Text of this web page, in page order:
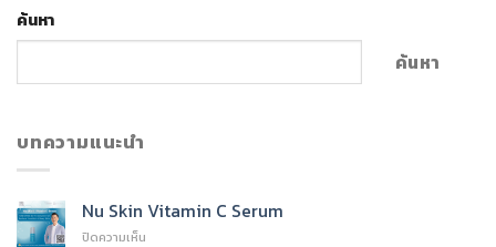
ค้นหา
ค้นหา
บทความแนะนำ
Nu Skin Vitamin C Serum
ปิดความเห็น